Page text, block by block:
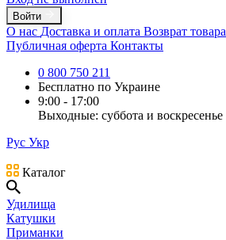
Войти
О нас Доставка и оплата Возврат товара
Публичная оферта Контакты
0 800 750 211
Бесплатно по Украине
9:00 - 17:00
Выходные: суббота и воскресенье
Рус Укр
Каталог
Удилища
Катушки
Приманки